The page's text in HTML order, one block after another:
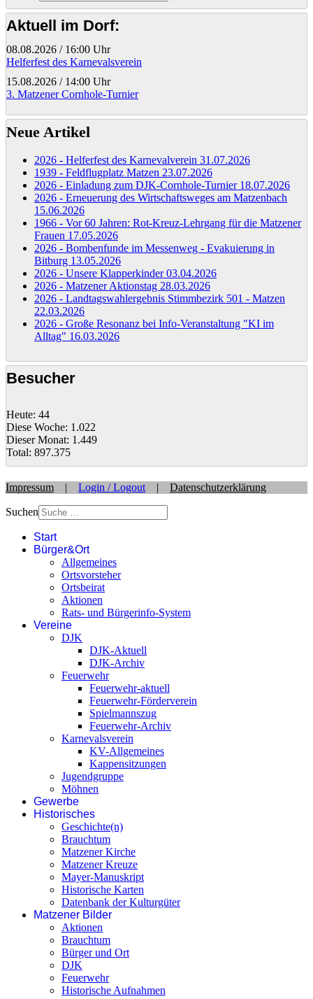
Aktuell im Dorf:
08.08.2026 / 16:00 Uhr
Helferfest des Karnevalsverein
15.08.2026 / 14:00 Uhr
3. Matzener Cornhole-Turnier
Neue Artikel
2026 - Helferfest des Karnevalverein 31.07.2026
1939 - Feldflugplatz Matzen 23.07.2026
2026 - Einladung zum DJK-Cornhole-Turnier 18.07.2026
2026 - Erneuerung des Wirtschaftsweges am Matzenbach
15.06.2026
1966 - Vor 60 Jahren: Rot-Kreuz-Lehrgang für die Matzener
Frauen 17.05.2026
2026 - Bombenfunde im Messenweg - Evakuierung in
Bitburg 13.05.2026
2026 - Unsere Klapperkinder03.04.2026
2026 - Matzener Aktionstag 28.03.2026
2026 - Landtagswahlergebnis Stimmbezirk 501 - Matzen
22.03.2026
2026 - Große Resonanz bei Info-Veranstaltung "KI im
Alltag" 16.03.2026
Besucher
Heute: 44
Diese Woche: 1.022
Dieser Monat: 1.449
Total: 897.375
Impressum | Login / Logout | Datenschutzerklärung
Suchen
Start
Bürger&Ort
Allgemeines
Ortsvorsteher
Ortsbeirat
Aktionen
Rats- und Bürgerinfo-System
Vereine
DJK
DJK-Aktuell
DJK-Archiv
Feuerwehr
Feuerwehr-aktuell
Feuerwehr-Förderverein
Spielmannszug
Feuerwehr-Archiv
Karnevalsverein
KV-Allgemeines
Kappensitzungen
Jugendgruppe
Möhnen
Gewerbe
Historisches
Geschichte(n)
Brauchtum
Matzener Kirche
Matzener Kreuze
Mayer-Manuskript
Historische Karten
Datenbank der Kulturgüter
Matzener Bilder
Aktionen
Brauchtum
Bürger und Ort
DJK
Feuerwehr
Historische Aufnahmen